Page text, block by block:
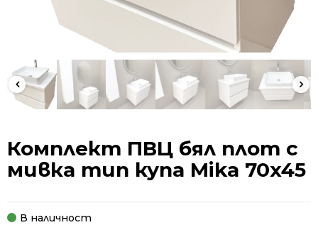
Комплект ПВЦ бял плот с
мивка тип купа Mika 70x45
В наличност